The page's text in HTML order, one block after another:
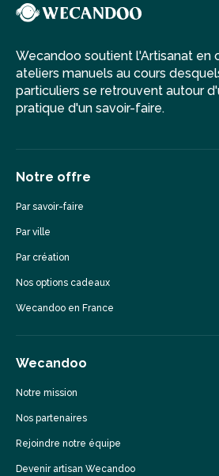
Wecandoo soutient l'Artisanat en
ateliers manuels au cours
particuliers se retrouvent autour
pratique d'un savoir-faire.
Notre offre
Par savoir-faire
Par ville
Par création
Nos options cadeaux
Wecandoo en France
Wecandoo
Notre mission
Nos partenaires
Rejoindre notre équipe
Devenir artisan Wecandoo